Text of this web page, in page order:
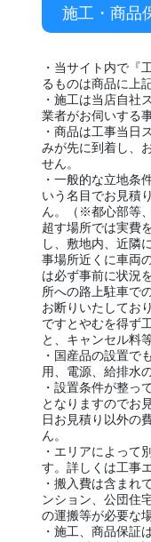
施工・商品
・当サイト内で『
るものは商品に上
・施工は当店自社
業者がお伺いする
・商品は工事当日
みが先に到着し、
せん。
・一般的な立地条
いう名目でお見積
ん。（※都心部等
超す場所では実費
し、敷地内、近隣
事場所近くに車両
は必ず事前に状況
所への路上駐車で
お断りいたしてお
ですとやむを得ず
と、キャンセル料
・国産品の設置で
用、電源、給排水
・設置条件が整っ
となりますのでお
日お見積り以外の
ん。
・エリアによって
す。詳しくは工事
・搬入費は含まれ
ンション、公団住
の運搬等が必要な
・施工、商品保証